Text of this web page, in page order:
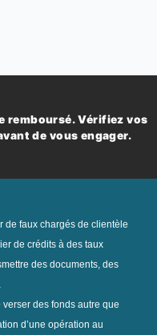
remboursé. Vérifiez vos
de vous engager.
de faux chargés de clientèle
de crédits à des taux
des documents, des
des fonds autre que
d’une opération au